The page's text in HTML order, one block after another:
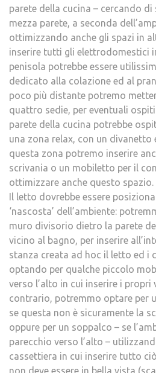
parete della cucina – cercando
mezza parete, a seconda
ottimizzando anche gli spazi in
inserire tutti gli elettrodomestici
penisola potrebbe essere
dedicato alla colazione ed al
poco più distante potremo
quattro sedie, per eventuali
parete della cucina potrebbe
una zona relax, con un divanetto
questa zona potremo inserire
scrivania o un mobiletto per il
ottimizzare anche questo spazio.
Il letto dovrebbe essere
‘nascosta’ dell’ambiente:
muro divisorio dietro la parete
vicino al bagno, per inserire
stanza creata ad hoc il letto ed i
optando per qualche piccolo
verso l’alto in cui inserire i propri
contrario, potremmo optare per
se questa non è sicuramente la
oppure per un soppalco – se
parecchio verso l’alto –
cassettiera in cui inserire tutto
non deve essere in bella vista